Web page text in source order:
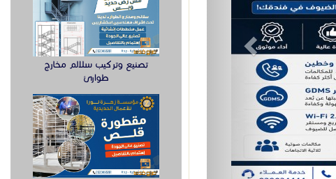
تصنيع وتركيب سلالم مخارج
طوارئ